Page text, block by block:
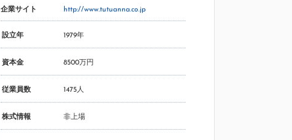
企業サイト http://www.tutuanna.co.jp
設立年 1979年
資本金 8500万円
従業員数 1475人
株式情報 非上場